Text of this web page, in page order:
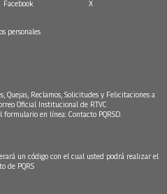
Facebook X
personales
Quejas, Reclamos, Solicitudes y Felicitaciones a
Oficial Institucional de RTVC
formulario en línea: Contacto PQRSD.
un código con el cual usted podrá realizar el
de PQRS